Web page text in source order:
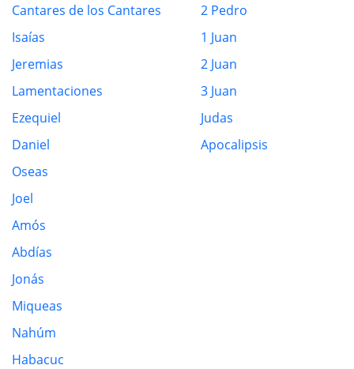
Cantares de los Cantares
Isaías
Jeremias
Lamentaciones
Ezequiel
Daniel
Oseas
Joel
Amós
Abdías
Jonás
Miqueas
Nahúm
Habacuc
2 Pedro
1 Juan
2 Juan
3 Juan
Judas
Apocalipsis